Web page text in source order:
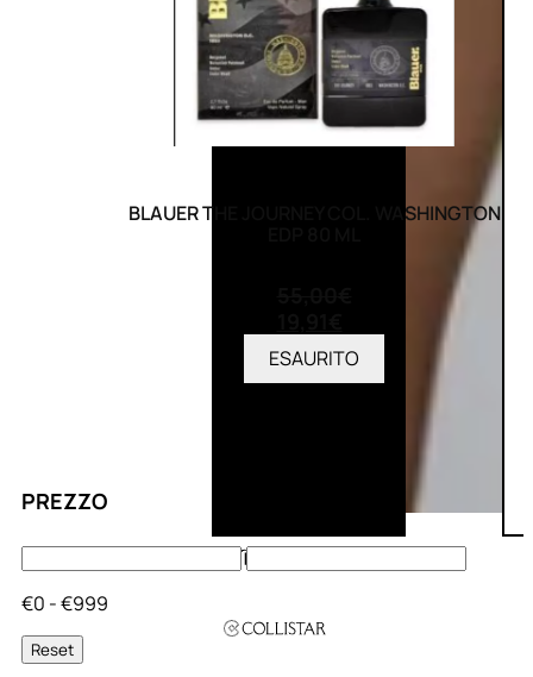
PREZZO
€0 - €999
Reset
BLAUER THE JOURNEY COL. WASHINGTON
ESAURITO